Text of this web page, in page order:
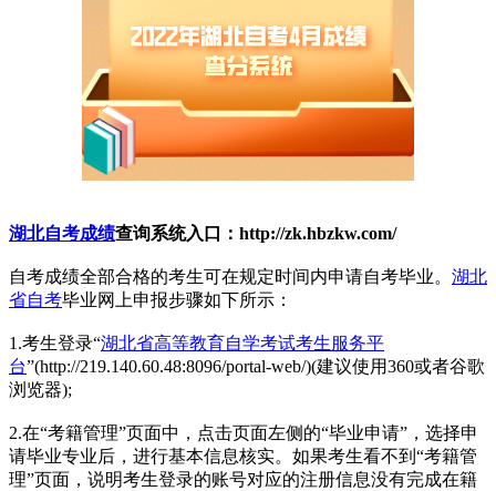
湖北自考成绩查询系统入口：http://zk.hbzkw.com/
自考成绩全部合格的考生可在规定时间内申请自考毕业。 湖北
省自考毕业网上申报步骤如下所示：
1.考生登录“湖北省高等教育自学考试考生服务平
台”(http://219.140.60.48:8096/portal-web/)(建议使用360或者谷歌
浏览器);
2.在“考籍管理”页面中，点击页面左侧的“毕业申请”，选择申
请毕业专业后，进行基本信息核实。如果考生看不到“考籍管
理”页面，说明考生登录的账号对应的注册信息没有完成在籍